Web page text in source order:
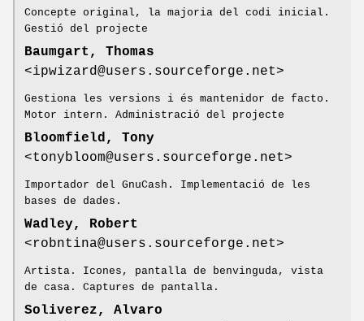
Concepte original, la majoria del codi inicial.
Gestió del projecte
Baumgart, Thomas
<ipwizard@users.sourceforge.net>
Gestiona les versions i és mantenidor de facto.
Motor intern. Administració del projecte
Bloomfield, Tony
<tonybloom@users.sourceforge.net>
Importador del GnuCash. Implementació de les
bases de dades.
Wadley, Robert
<robntina@users.sourceforge.net>
Artista. Icones, pantalla de benvinguda, vista
de casa. Captures de pantalla.
Soliverez, Alvaro